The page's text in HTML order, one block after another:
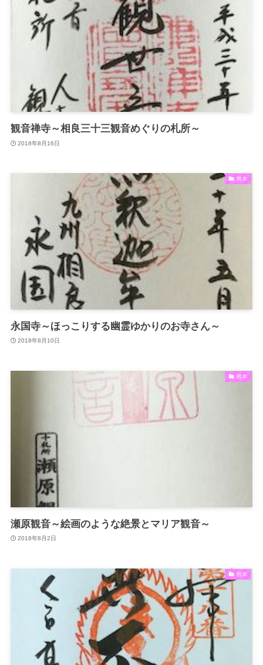
観音禅寺～相良三十三観音めぐりの札所～
2018年8月16日
熊本
永国寺～ほっこりする幽霊ゆかりのお寺さん～
2018年8月10日
熊本
瀬原観音～絵画のような絶景とマリア観音～
2018年8月2日
熊本